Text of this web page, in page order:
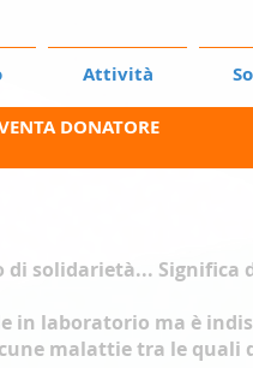
Attività
DONATORE
di solidarietà...
in laboratorio ma è
malattie tra le quali